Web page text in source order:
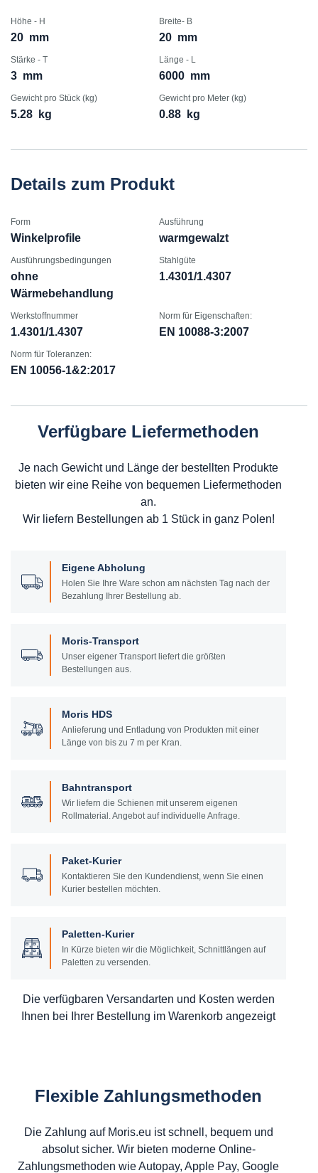
Höhe - H
20 mm
Breite- B
20 mm
Stärke - T
3 mm
Länge - L
6000 mm
Gewicht pro Stück (kg)
5.28 kg
Gewicht pro Meter (kg)
0.88 kg
Details zum Produkt
Form
Winkelprofile
Ausführung
warmgewalzt
Ausführungsbedingungen
ohne
Wärmebehandlung
Stahlgüte
1.4301/1.4307
Werkstoffnummer
1.4301/1.4307
Norm für Eigenschaften:
EN 10088-3:2007
Norm für Toleranzen:
EN 10056-1&2:2017
Verfügbare Liefermethoden
Je nach Gewicht und Länge der bestellten Produkte
bieten wir eine Reihe von bequemen Liefermethoden
an.
Wir liefern Bestellungen ab 1 Stück in ganz Polen!
Eigene Abholung
Holen Sie Ihre Ware schon am nächsten Tag nach der
Bezahlung Ihrer Bestellung ab.
Moris-Transport
Unser eigener Transport liefert die größten
Bestellungen aus.
Moris HDS
Anlieferung und Entladung von Produkten mit einer
Länge von bis zu 7 m per Kran.
Bahntransport
Wir liefern die Schienen mit unserem eigenen
Rollmaterial. Angebot auf individuelle Anfrage.
Paket-Kurier
Kontaktieren Sie den Kundendienst, wenn Sie einen
Kurier bestellen möchten.
Paletten-Kurier
In Kürze bieten wir die Möglichkeit, Schnittlängen auf
Paletten zu versenden.
Die verfügbaren Versandarten und Kosten werden
Ihnen bei Ihrer Bestellung im Warenkorb angezeigt
Flexible Zahlungsmethoden
Die Zahlung auf Moris.eu ist schnell, bequem und
absolut sicher. Wir bieten moderne Online-
Zahlungsmethoden wie Autopay, Apple Pay, Google